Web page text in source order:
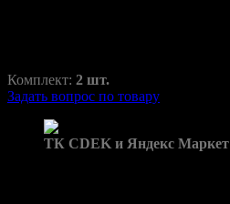
Комплект: 2 шт.
Задать вопрос по товару
ТК CDEK и Яндекс Маркет